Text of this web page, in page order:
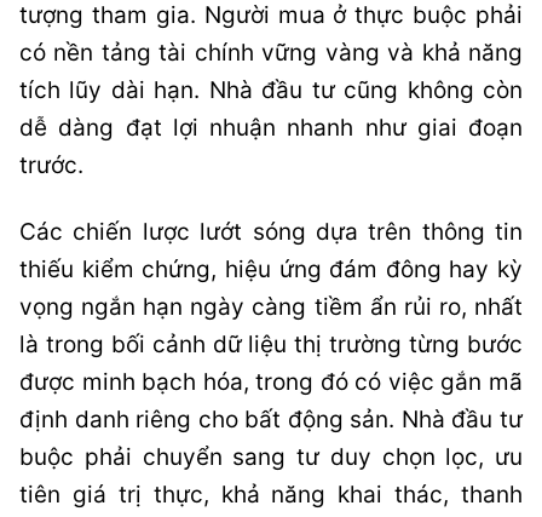
tượng tham gia. Người mua ở thực buộc phải
có nền tảng tài chính vững vàng và khả năng
tích lũy dài hạn. Nhà đầu tư cũng không còn
dễ dàng đạt lợi nhuận nhanh như giai đoạn
trước.
Các chiến lược lướt sóng dựa trên thông tin
thiếu kiểm chứng, hiệu ứng đám đông hay kỳ
vọng ngắn hạn ngày càng tiềm ẩn rủi ro, nhất
là trong bối cảnh dữ liệu thị trường từng bước
được minh bạch hóa, trong đó có việc gắn mã
định danh riêng cho bất động sản. Nhà đầu tư
buộc phải chuyển sang tư duy chọn lọc, ưu
tiên giá trị thực, khả năng khai thác, thanh